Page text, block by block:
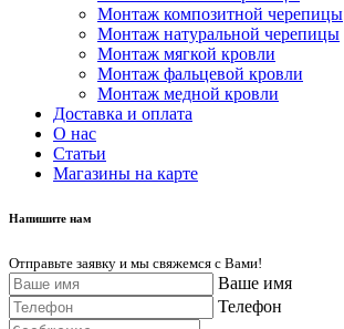
Монтаж композитной черепицы
Монтаж натуральной черепицы
Монтаж мягкой кровли
Монтаж фальцевой кровли
Монтаж медной кровли
Доставка и оплата
О нас
Cтатьи
Магазины на карте
Напишите нам
Отправьте заявку и мы свяжемся с Вами!
Ваше имя
Телефон